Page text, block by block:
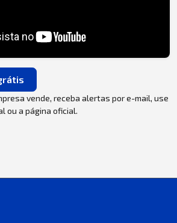
vende, receba alertas por e-mail, use
ou a página oficial.